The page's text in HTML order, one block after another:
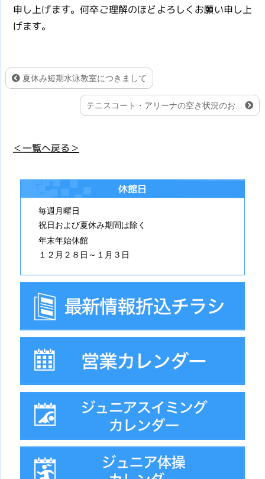
申し上げます。何卒ご理解のほどよろしくお願い申し上
げます。
夏休み短期水泳教室につきまして
テニスコート・アリーナの空き状況のお...
＜一覧へ戻る＞
休館日
毎週月曜日
祝日および夏休み期間は除く
年末年始休館
１２月２８日～１月３日